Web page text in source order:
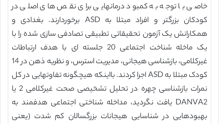
خاصی با توجه به کمبود درمانهایی برای نقص های اصلی در
کودکان بزرگتر و افراد مبتلا به ASD برخوردارند. بغدادی و
همکارانش یک آزمون تحقیقاتی تطبیقی تصادفی سازی شده را با
یک ماخله شناخت اجتماعی 20 جلسته ای با هدف ارتباطات
غیرکلامی، بازشناسی هیجانی، مدیریت استرس، و نظریه ذهن در 14
کودک مبتلا به ASD اجرا کردند. بااینکه هیچگونه تفاوتهایی در کل
نمرات بازشناسی چهره در تحلیل تشخیصی صحت غیرکلامی 2 یا
DANVA2 یافت نگردید، مداخله شناختی اجتماعی هدفمند به
بهبودهایی در شناسایی هیجانات بزرگسالان کم شدت (یعنی